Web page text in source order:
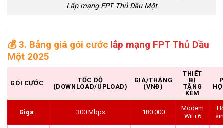
Lắp mạng FPT Thủ Dầu Một
💰3. Bảng giá gói cước lắp mạng FPT Thủ Dầu
Một 2025
GÓI CƯỚC
TỐC ĐỘ
(DOWNLOAD/UPLOAD)
GIÁ/THÁNG
(VNĐ)
THIẾT
BỊ
TẶNG
KÈM
Giga 300 Mbps 180.000
Modem
WiFi 6